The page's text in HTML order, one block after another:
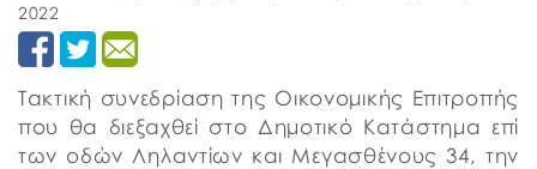
2022
Τακτική συνεδρίαση της Οικονομικής Επιτροπής
που θα διεξαχθεί στο Δημοτικό Κατάστημα επί
των οδών Ληλαντίων και Μεγασθένους 34, την